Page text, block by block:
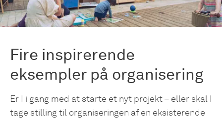
Fire inspirerende
eksempler på organisering
Er I i gang med at starte et nyt projekt – eller skal I
tage stilling til organiseringen af en eksisterende